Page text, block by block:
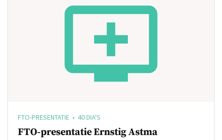
FTO-PRESENTATIE • 40 DIA'S
FTO-presentatie Ernstig Astma